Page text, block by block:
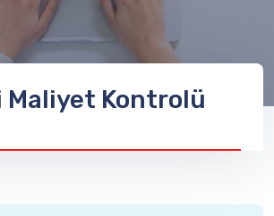
Maliyet Kontrolü